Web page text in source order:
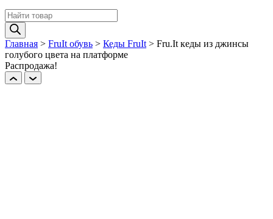
Поиск
товаров
Главная > FruIt обувь > Кеды FruIt > Fru.It кеды из джинсы
голубого цвета на платформе
Распродажа!